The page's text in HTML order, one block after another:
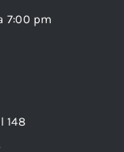
7:00 pm
148